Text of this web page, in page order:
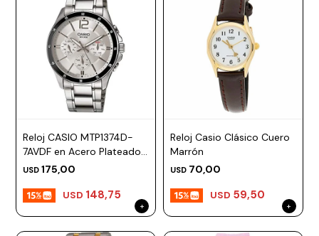
Reloj CASIO MTP1374D-
7AVDF en Acero Plateado
Esfera 44mm
USD 175,00
USD 148,75
Reloj Casio Clásico Cuero
Marrón
USD 70,00
USD 59,50